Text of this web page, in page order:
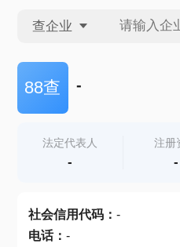
查企业
查企业
查产地
88查 -
法定代表人
-
注册
-
社会信用代码： -
电话： -